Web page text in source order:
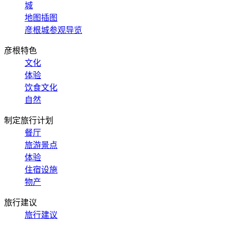
城
地图插图
彦根城参观导览
彦根特色
文化
体验
饮食文化
自然
制定旅行计划
餐厅
旅游景点
体验
住宿设施
物产
旅行建议
旅行建议